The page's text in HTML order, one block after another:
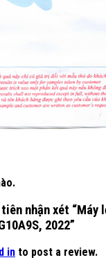
nhận xét “Máy
2022”
in to post a review.